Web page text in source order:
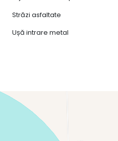
Străzi asfaltate
Ușă intrare metal